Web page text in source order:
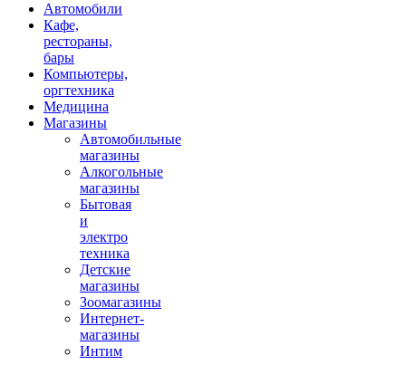
Автомобили
Кафе,
рестораны,
бары
Компьютеры,
оргтехника
Медицина
Магазины
Автомобильные
магазины
Алкогольные
магазины
Бытовая
и
электро
техника
Детские
магазины
Зоомагазины
Интернет-
магазины
Интим